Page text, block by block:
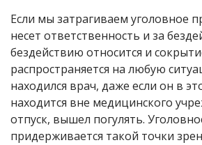
Если мы затрагиваем уголовное
несет ответственность и за
бездействию относится и
распространяется на любую
находился врач, даже если он в
находится вне медицинского
отпуск, вышел погулять.
придерживается такой точки